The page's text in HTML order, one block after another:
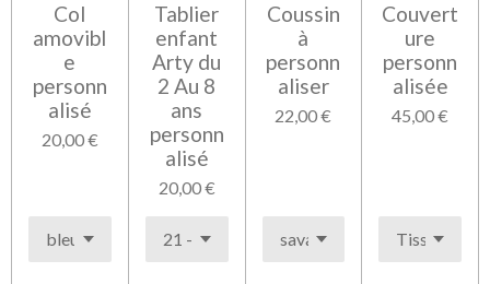
Col
amovibl
e
personn
alisé
20,00 €
Tablier
enfant
Arty du
2 Au 8
ans
personn
alisé
20,00 €
Coussin
à
personn
aliser
22,00 €
Couvert
ure
personn
alisée
45,00 €